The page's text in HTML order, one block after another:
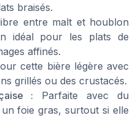
braisés.
entre malt et houblon
idéal pour les plats de
affinés.
cette bière légère avec
grillés ou des crustacés.
: Parfaite avec du
foie gras, surtout si elle